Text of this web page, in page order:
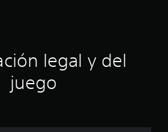
ó
legal y del
juego